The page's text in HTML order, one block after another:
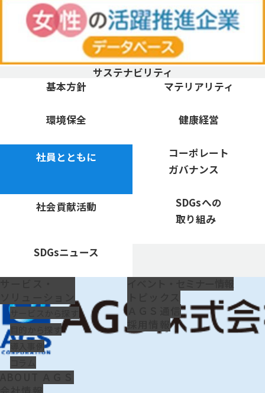
サステナビリティ
「基本方針」のページに移動
基本方針 「マテリアリティ」のペー
マテリアリティ
「環境保全」のページに移動
環境保全 「健康経営」のページに移動
健康経営
「社員とともに」のページに移動
社員とともに 「コーポレートガバナンス
コーポレート
ガバナンス
「社会貢献活動」のページに移動
社会貢献活動 「SDGsへの<br class="u-
SDGsへの
取り組み
「SDGsニュース」のページに移動
SDGsニュース
ソリューション
サービスから探す
目的から探す
導入事例
イベント・セミナー情報
ＡＧＳ通信